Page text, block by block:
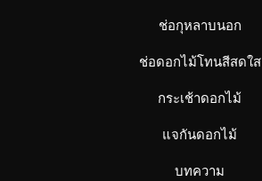
ช่อกุหลาบนอก
ช่อดอกไม้โทนสีสดใส
กระเช้าดอกไม้
แจกันดอกไม้
บทความ